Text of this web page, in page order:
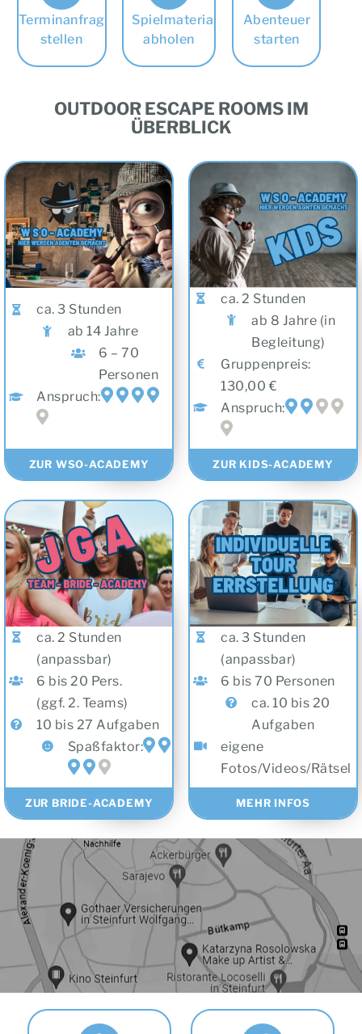
stellen
abholen
starten
ÜBERBLICK
ca. 3 Stunden
ab 14 Jahre
6 – 70
Personen
Anspruch:
ca. 2 Stunden
ab 8 Jahre (in
Begleitung)
Gruppenpreis:
130,00 €
Anspruch:
ZUR KIDS-ACADEMY
ca. 2 Stunden
(anpassbar)
6 bis 20 Pers.
(ggf. 2. Teams)
10 bis 27 Aufgaben
Spaßfaktor:
ZUR BRIDE-ACADEMY
ca. 3 Stunden
(anpassbar)
6 bis 70 Personen
ca. 10 bis 20
Aufgaben
eigene
Fotos/Videos/Rätsel
MEHR INFOS